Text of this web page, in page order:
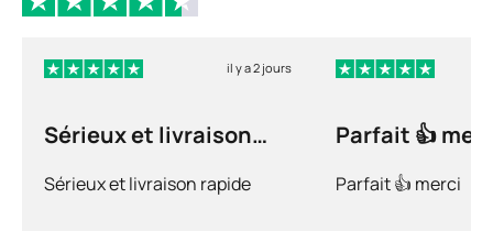
il y a 2 jours
Sérieux et livraison
Sérieux et livraison rapide
Parfait 👍
Parfait 👍 merci